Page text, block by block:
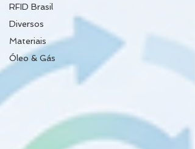
RFID Brasil
Diversos
Materiais
Óleo & Gás